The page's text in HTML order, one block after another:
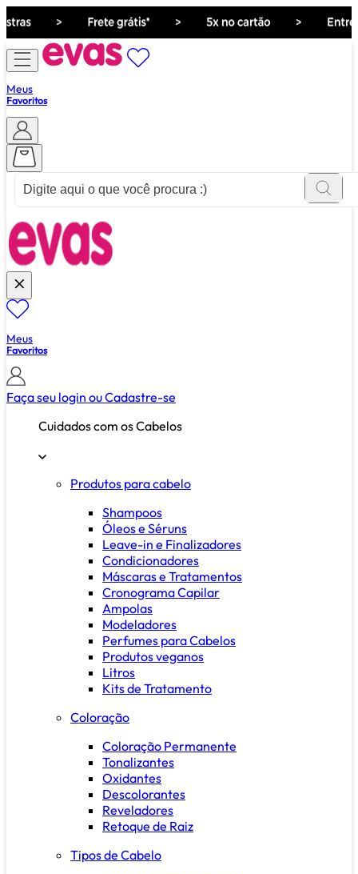
Meus
Favoritos
Meus
Favoritos
Faça seu login ouCadastre-se
Cuidados com os Cabelos
Produtos para cabelo
Shampoos
Óleos e Séruns
Leave-in e Finalizadores
Condicionadores
Máscaras e Tratamentos
Cronograma Capilar
Ampolas
Modeladores
Perfumes para Cabelos
Produtos veganos
Litros
Kits de Tratamento
Coloração
Coloração Permanente
Tonalizantes
Oxidantes
Descolorantes
Reveladores
Retoque de Raiz
Tipos de Cabelo